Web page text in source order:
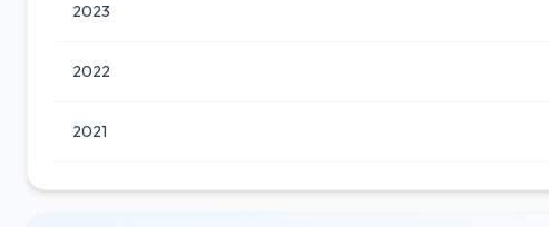
2023
2022
2021